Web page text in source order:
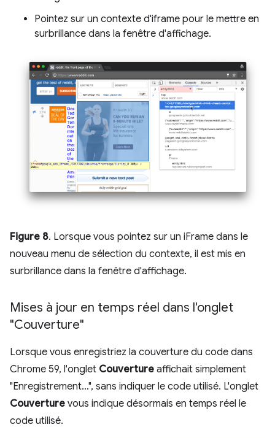
Pointez sur un contexte d'iframe pour le mettre en
surbrillance dans la fenêtre d'affichage.
Figure 8. Lorsque vous pointez sur un iFrame dans le
nouveau menu de sélection du contexte, il est mis en
surbrillance dans la fenêtre d'affichage.
Mises à jour en temps réel dans l'onglet
"Couverture"
Lorsque vous enregistriez la couverture du code dans
Chrome 59, l'onglet Couverture affichait simplement
"Enregistrement…", sans indiquer le code utilisé. L'onglet
Couverture vous indique désormais en temps réel le
code utilisé.